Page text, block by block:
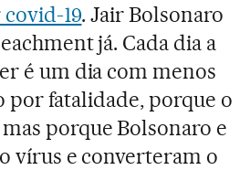
19. Jair Bolsonaro
já. Cada dia a
é um dia com menos
por fatalidade, porque o
porque Bolsonaro e
vírus e converteram o